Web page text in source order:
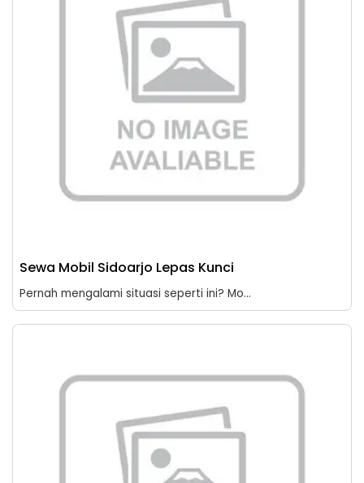
Sewa Mobil Sidoarjo Lepas Kunci
Pernah mengalami situasi seperti ini? Mo...